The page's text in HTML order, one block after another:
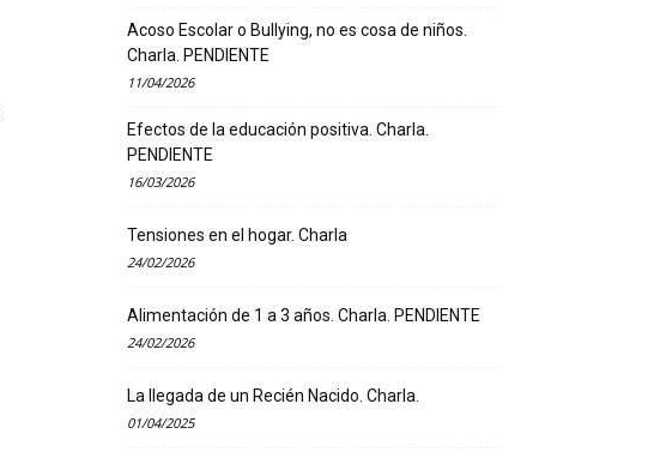
Acoso Escolar o Bullying, no es cosa de niños.
Charla. PENDIENTE
11/04/2026
Efectos de la educación positiva. Charla.
PENDIENTE
16/03/2026
Tensiones en el hogar. Charla
24/02/2026
Alimentación de 1 a 3 años. Charla. PENDIENTE
24/02/2026
La llegada de un Recién Nacido. Charla.
01/04/2025